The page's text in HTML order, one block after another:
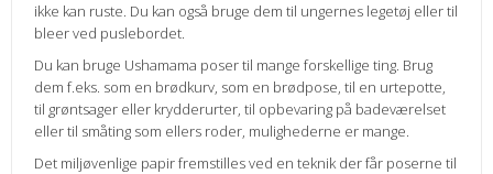
ikke kan ruste. Du kan også bruge dem til ungernes legetøj eller til
bleer ved puslebordet.
Du kan bruge Ushamama poser til mange forskellige ting. Brug
dem f.eks. som en brødkurv, som en brødpose, til en urtepotte,
til grøntsager eller krydderurter, til opbevaring på badeværelset
eller til småting som ellers roder, mulighederne er mange.
Det miljøvenlige papir fremstilles ved en teknik der får poserne til